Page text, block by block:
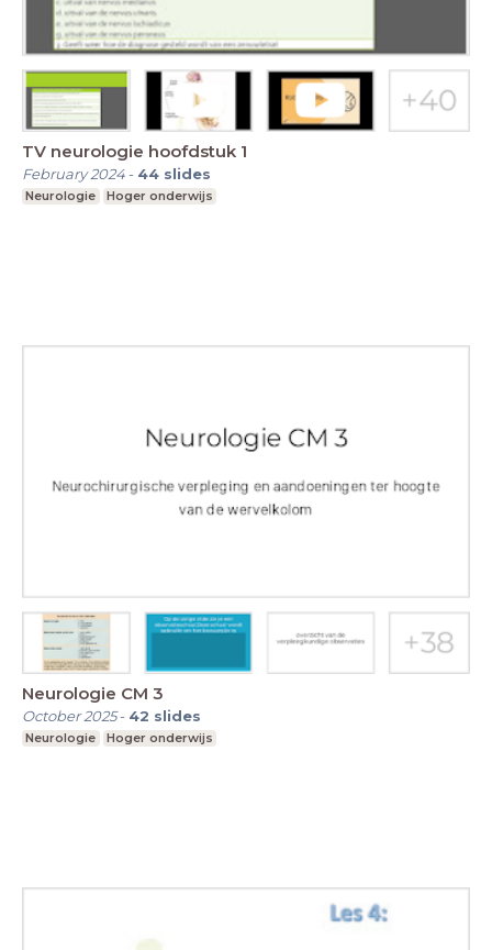
TV neurologie hoofdstuk 1
February 2024- 44 slides
Neurologie Hoger onderwijs
Neurologie CM 3
October 2025- 42 slides
Neurologie Hoger onderwijs